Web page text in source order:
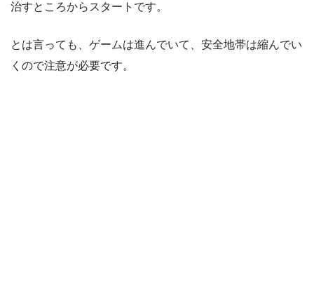
治すところからスタートです。
とは言っても、ゲームは進んでいて、安全地帯は縮んでい
くので注意が必要です。